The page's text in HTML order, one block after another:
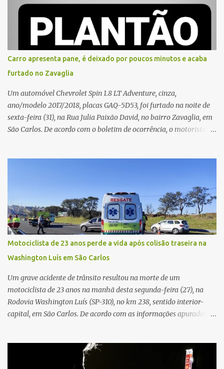
proximidades. Ainda conforme o registro policial, a vítima relatou
que, ao receber a entrega, voltou a ser ofendida com palavras de
baixo calão e insultos. Ela informou à Polícia Civil que mora
sozinha e que se sentiu ameaçada, coagida e humilhada com a
situação. Fonte: São Carlos Agora
Carro apresenta pane, é deixado por poucos minutos e acaba
furtado no Zavaglia
Um automóvel Chevrolet Spin 1.8 LT Adventure, cinza,
ano/modelo 2017/2018, placas GAQ-5D53, foi furtado na noite de
sexta-feira (31), na Rua Julia Paixão David, no bairro Zavaglia, em
São Carlos. De acordo com o boletim de ocorrência, o motorista
permaneceu com a chave de ignição e se ausentou do local por
cerca de dez minutos para buscar ajuda. Ao retornar, constatou
que o automóvel havia desaparecido. A vítima realizou buscas
pelas imediações, mas não conseguiu localizar o veículo.
Conforme o boletim, um menino de aproximadamente 10 anos
relatou ter visto a Spin passando pelo local fazendo um forte ruído,
característica compatível com o problema mecânico que o veículo
já apresentava antes do furto. O carro possui seguro e, segundo a
v...
Motociclista de 23 anos perde a vida após colisão traseira na
Washington Luís em São Carlos
Um grave acidente de trânsito resultou na morte de um
motociclista de 23 anos na manhã desta segunda-feira (27), na
Rodovia Washington Luís (SP-310), no km 238, sentido interior-
capital, em São Carlos. De acordo com as informações apuradas no
veículo, o trânsito estava lento e congestionado devido a obras
realizadas na rodovia, momento em que ocorreu o impacto. Com